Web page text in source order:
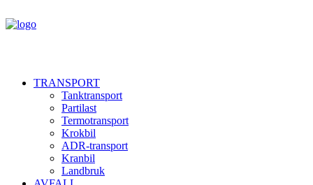
TRANSPORT
Tanktransport
Partilast
Termotransport
Krokbil
ADR-transport
Kranbil
Landbruk